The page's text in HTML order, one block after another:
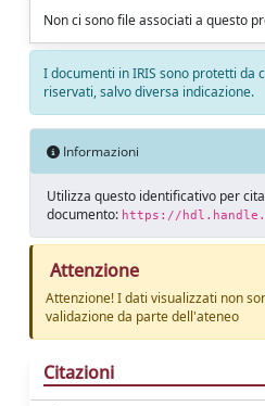
Non ci sono file associati a questo
I documenti in IRIS sono protetti da
riservati, salvo diversa indicazione.
Informazioni
Utilizza questo identificativo per
documento: https://
Attenzione
Attenzione! I dati visualizzati non
validazione da parte dell'ateneo
Citazioni